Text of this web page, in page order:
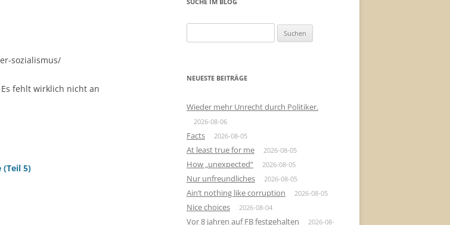
sozialismus/
fehlt wirklich nicht an
(Teil 5)
nach:
NEUESTE BEITRÄGE
Wieder mehr Unrecht durch Politiker.
2026-08-06
Facts 2026-08-05
At least true for me 2026-08-05
How „unexpected“ 2026-08-05
Nur unfreundliches 2026-08-05
Ain’t nothing like corruption 2026-08-05
Nice choices 2026-08-04
Vor 8 jahren auf FB festgehalten
2026-08-